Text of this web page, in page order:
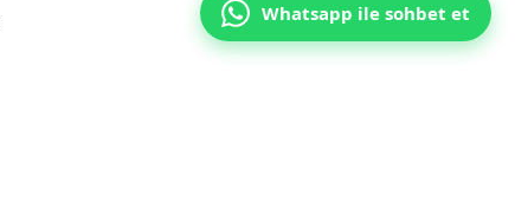
Whatsapp ile sohbet et